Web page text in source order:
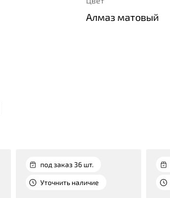
Алмаз матовый
под заказ 36 шт.
Уточнить наличие